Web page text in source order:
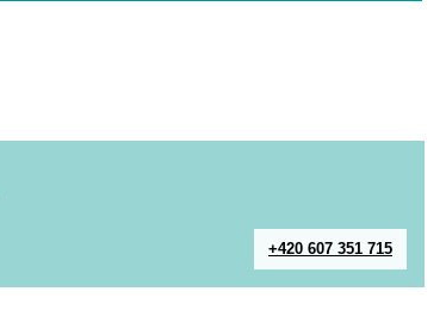
+420 607 351 715